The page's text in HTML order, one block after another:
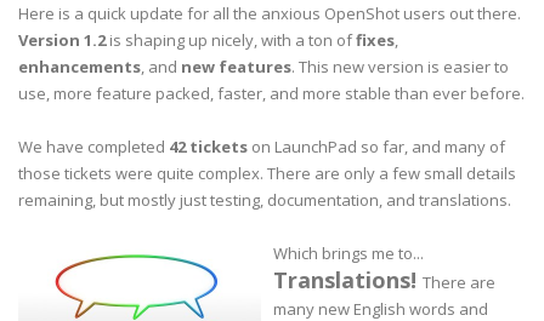
Here is a quick update for all the anxious OpenShot users out there.
Version 1.2is shaping up nicely, with a ton offixes,
enhancements, and new features. This new version is easier to
use, more feature packed, faster, and more stable than ever before.
We have completed 42 tickets on LaunchPad so far, and many of
those tickets were quite complex. There are only a few small details
remaining, but mostly just testing, documentation, and translations.
Which brings me to...
Translations! There are
many new English words and